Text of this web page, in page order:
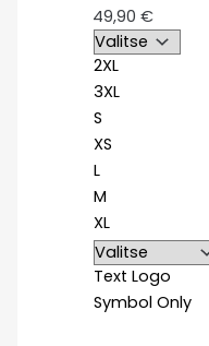
49,90€
2XL
3XL
S
XS
L
M
XL
Text Logo
Symbol Only